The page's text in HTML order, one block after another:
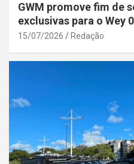
GWM promove fim de
exclusivas para o Wey
15/07/2026 Redação